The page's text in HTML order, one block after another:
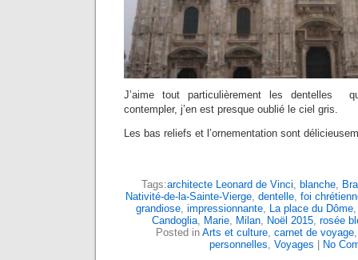
J’aime tout particulièrement les dentelles
contempler, j’en est presque oublié le ciel gris.
Les bas reliefs et l’ornementation sont
Tags:architecte Leonard de Vinci, blanche,
Nativité-de-la-Sainte-Vierge, dentelle, foi
grandiose, impressionnante, La place du Dôme
Candoglia, Marie, Milan, Noël 2015, rosée
Posted in Arts et culture, carnet de voyage
personnelles, Voyages No